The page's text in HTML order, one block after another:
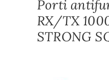
Porti
RX/TX
STRONG